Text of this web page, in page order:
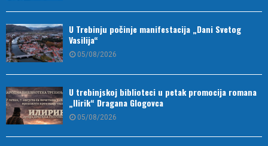
U Trebinju počinje manifestacija „Dani Svetog
Vasilija“
05/08/2026
U trebinjskoj biblioteci u petak promocija romana
„Ilirik“ Dragana Glogovca
05/08/2026